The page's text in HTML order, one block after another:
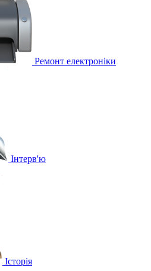
Ремонт електроніки
Інтерв'ю
Історія